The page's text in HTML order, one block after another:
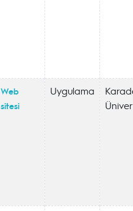
Web
sitesi
Uygulama